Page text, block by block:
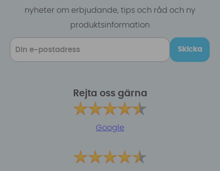
nyheter om erbjudande, tips och råd och ny
produktsinformation
Skicka
Rejta oss gärna
Google